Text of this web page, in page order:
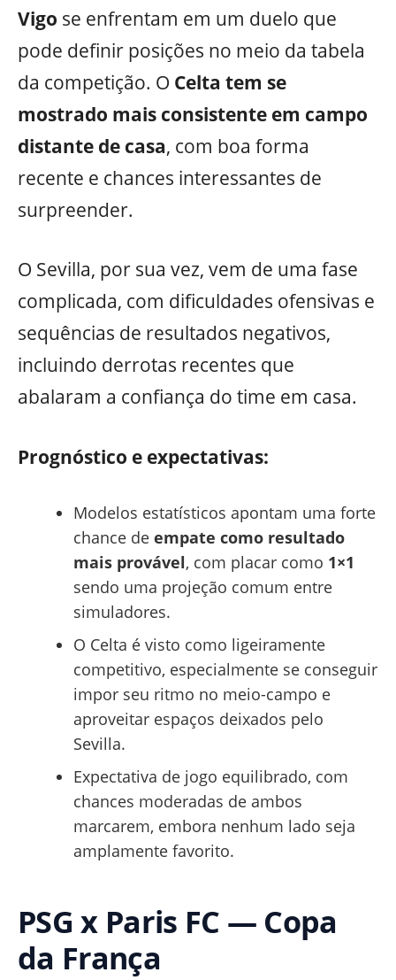
Vigo se enfrentam em um duelo que
pode definir posições no meio da tabela
da competição. O Celta tem se
mostrado mais consistente em campo
distante de casa, com boa forma
recente e chances interessantes de
surpreender.
O Sevilla, por sua vez, vem de uma fase
complicada, com dificuldades ofensivas e
sequências de resultados negativos,
incluindo derrotas recentes que
abalaram a confiança do time em casa.
Prognóstico e expectativas:
Modelos estatísticos apontam uma forte
chance de empate como resultado
mais provável, com placar como 1×1
sendo uma projeção comum entre
simuladores.
O Celta é visto como ligeiramente
competitivo, especialmente se conseguir
impor seu ritmo no meio-campo e
aproveitar espaços deixados pelo
Sevilla.
Expectativa de jogo equilibrado, com
chances moderadas de ambos
marcarem, embora nenhum lado seja
amplamente favorito.
PSG x Paris FC — Copa
da França